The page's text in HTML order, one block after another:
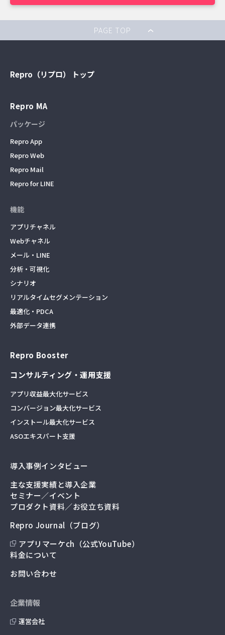
PAGE TOP
Repro（リプロ） トップ
Repro MA
パッケージ
Repro App
Repro Web
Repro Mail
Repro for LINE
機能
アプリチャネル
Webチャネル
メール・LINE
分析・可視化
シナリオ
リアルタイムセグメンテーション
最適化・PDCA
外部データ連携
Repro Booster
コンサルティング・運用支援
アプリ収益最大化サービス
コンバージョン最大化サービス
インストール最大化サービス
ASOエキスパート支援
導入事例インタビュー
主な支援実績と導入企業
セミナー／イベント
プロダクト資料／お役立ち資料
Repro Journal（ブログ）
アプリマーケch（公式YouTube）
料金について
お問い合わせ
企業情報
運営会社